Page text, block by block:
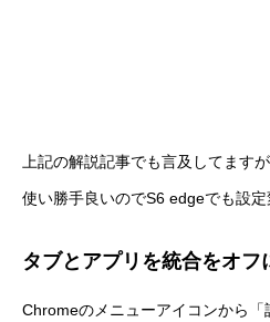
上記の解説記事でも言及してます
使い勝手良いのでS6 edgeでも設定
タブとアプリを統合をオフ
Chromeのメニューアイコンから